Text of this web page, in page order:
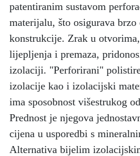
patentiranim sustavom
materijalu, što osigurava
konstrukcije. Zrak u
lijepljenja i premaza,
izolaciji. "Perforirani"
izolacije kao i izolacijski
ima sposobnost višestrukog
Prednost je njegova
cijena u usporedbi s
Alternativa bijelim